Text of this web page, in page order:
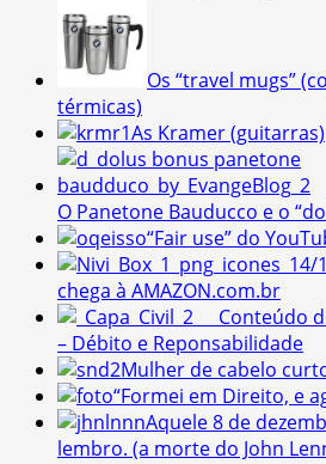
Os “travel mugs”
térmicas)
As Kramer (guitarras)
O Panetone Bauducco e o
“Fair use” do
14/
chega à AMAZON.com.br
Conteúdo
– Débito e Reponsabilidade
Mulher de cabelo
“Formei em Direito, e
Aquele 8 de
lembro. (a morte do John